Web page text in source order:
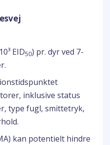
EID50) pr. dyr ved 7-
inklusive status
type fugl, smittetryk,
kan potentielt hindre